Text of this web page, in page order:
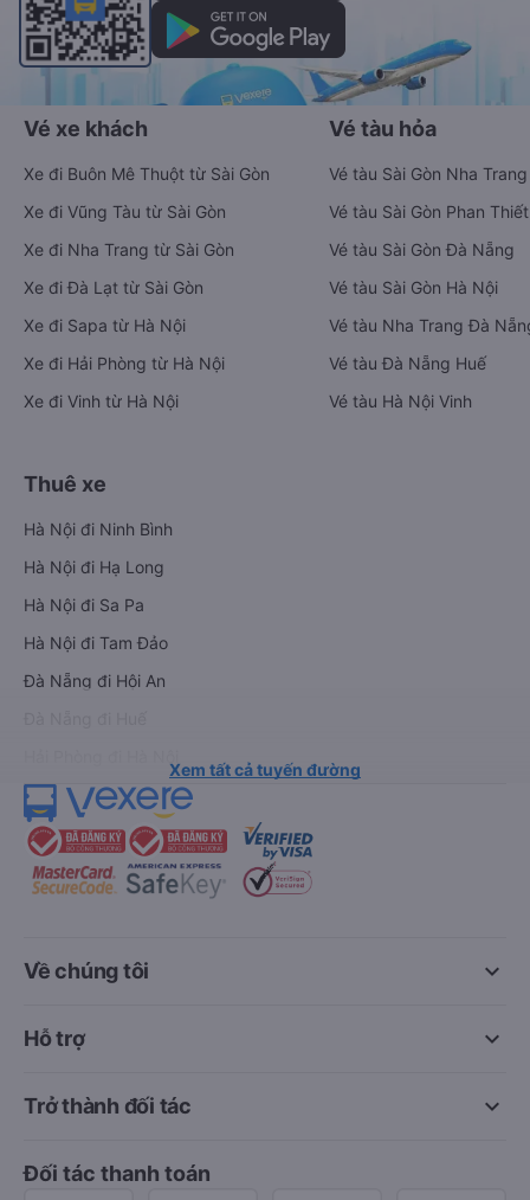
Vé xe khách
Xe đi Buôn Mê Thuột từ Sài Gòn
Xe đi Vũng Tàu từ Sài Gòn
Xe đi Nha Trang từ Sài Gòn
Xe đi Đà Lạt từ Sài Gòn
Xe đi Sapa từ Hà Nội
Xe đi Hải Phòng từ Hà Nội
Xe đi Vinh từ Hà Nội
Vé tàu hỏa
Vé tàu Sài Gòn Nha Trang
Vé tàu Sài Gòn Phan Thiết
Vé tàu Sài Gòn Đà Nẵng
Vé tàu Sài Gòn Hà Nội
Vé tàu Nha Trang Đà
Vé tàu Đà Nẵng Huế
Vé tàu Hà Nội Vinh
Thuê xe
Hà Nội đi Ninh Bình
Hà Nội đi Hạ Long
Hà Nội đi Sa Pa
Hà Nội đi Tam Đảo
Đà Nẵng đi Hội An
Xem tất cả tuyến đường
keyboard_arrow_down
Về chúng tôi
keyboard_arrow_down
Hỗ trợ
keyboard_arrow_down
Trở thành đối tác
Đối tác thanh toán